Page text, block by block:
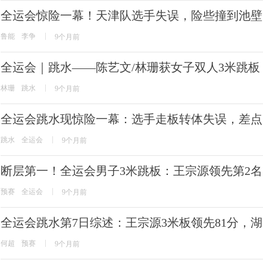
全运会惊险一幕！天津队选手失误，险些撞到池壁
鲁能 李争 9个月前
全运会｜跳水——陈艺文/林珊获女子双人3米跳板
林珊 跳水 9个月前
全运会跳水现惊险一幕：选手走板转体失误，差点
跳水 全运会 9个月前
断层第一！全运会男子3米跳板：王宗源领先第2名
预赛 全运会 9个月前
全运会跳水第7日综述：王宗源3米板领先81分，湖
何超 预赛 9个月前